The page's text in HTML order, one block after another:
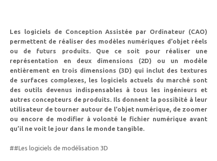
Les logiciels de Conception Assistée par Ordinateur (CAO)
permettent de réaliser des modèles numériques d’objet réels
ou de futurs produits. Que ce soit pour réaliser une
représentation en deux dimensions (2D) ou un modèle
entièrement en trois dimensions (3D) qui inclut des textures
de surfaces complexes, les logiciels actuels du marché sont
des outils devenus indispensables à tous les ingénieurs et
autres concepteurs de produits. Ils donnent la possibité à leur
utilisateur de tourner autour de l’objet numérique, de zoomer
ou encore de modifier à volonté le fichier numérique avant
qu’il ne voit le jour dans le monde tangible.
##Les logiciels de modélisation 3D